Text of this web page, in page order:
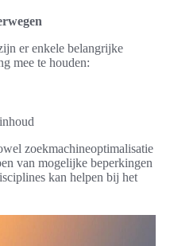
er enkele belangrijke
mee te houden:
zoekmachineoptimalisatie
van mogelijke beperkingen
kan helpen bij het